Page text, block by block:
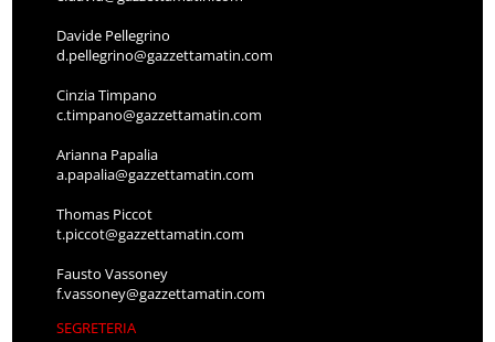
Davide Pellegrino
d.pellegrino@gazzettamatin.com
Cinzia Timpano
c.timpano@gazzettamatin.com
Arianna Papalia
a.papalia@gazzettamatin.com
Thomas Piccot
t.piccot@gazzettamatin.com
Fausto Vassoney
f.vassoney@gazzettamatin.com
SEGRETERIA